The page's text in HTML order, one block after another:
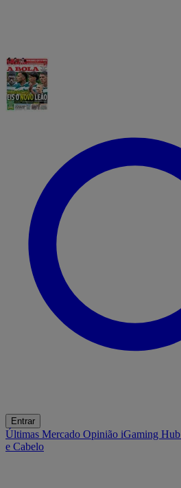
Entrar
Últimas Mercado Opinião iGaming Hub
e Cabelo